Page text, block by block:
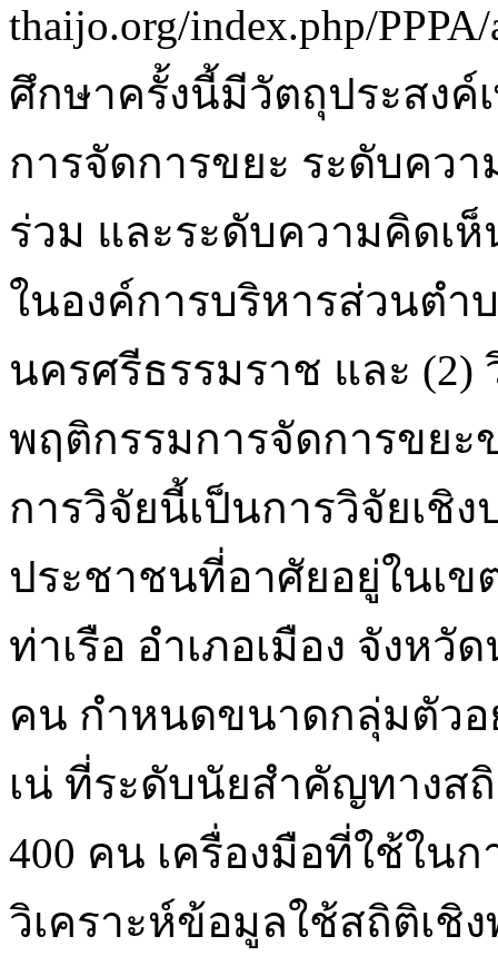
thaijo.org/index.php/
ศึกษาครั้งนี้มีวัตถุประสงค์
การจัดการขยะ ระดับคว
ร่วม และระดับความคิดเ
ในองค์การบริหารส่วนตำ
นครศรีธรรมราช และ (2)
พฤติกรรมการจัดการขย
การวิจัยนี้เป็นการวิจัยเชิ
ประชาชนที่อาศัยอยู่ในเข
ท่าเรือ อำเภอเมือง จังหวั
คน กำหนดขนาดกลุ่มตัวอ
เน่ ที่ระดับนัยสำคัญทางส
400 คน เครื่องมือที่ใช้ใน
วิเคราะห์ข้อมูลใช้สถิติเชิ